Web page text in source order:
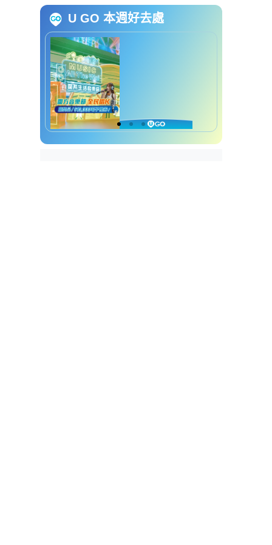
2026马年开运锦囊｜农历四月
本月最佳财运
本月注意事项
2026马年开运锦囊｜农历五月
本月最佳财运
本月注意事项
2026马年开运锦囊｜农历六月
本月最佳财运
U GO 本週好去處